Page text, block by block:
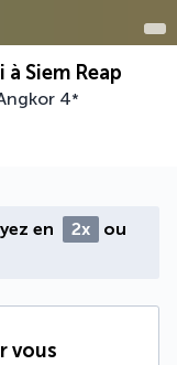
Siem Reap
4*
en 2x
ou
vous